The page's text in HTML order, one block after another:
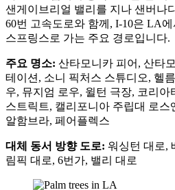
샌게이브리얼 밸리를 지나 샌버나
60번 고속도로와 함께, I-10은 LA
스프링스로 가는 주요 경로입니다.
주요 명소: 산타모니카 피어, 산타
테이션, 소니 픽처스 스튜디오, 헬
우, 뮤지엄 로우, 윌턴 극장, 코리아
스트릭트, 캘리포니아 주립대 로스
알함브라, 페어플렉스
대체 동서 방향 도로: 워싱턴 대로,
림픽 대로, 6번가, 밸리 대로